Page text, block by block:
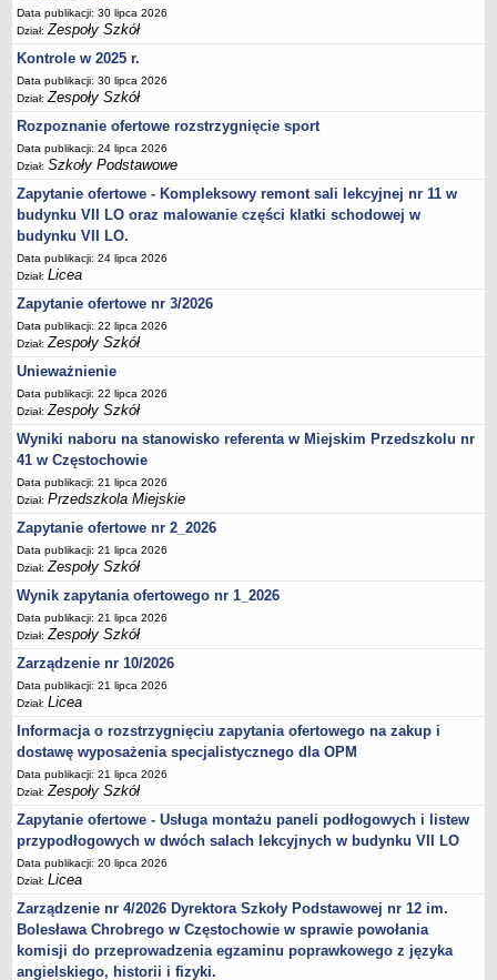
OCHRONA DANYCH OSOBOWYCH
Data publikacji: 30 lipca 2026
Dział:Zespoły Szkół
Kontrole w 2025 r.
Data publikacji: 30 lipca 2026
Dział:Zespoły Szkół
Rozpoznanie ofertowe rozstrzygnięcie sport
Data publikacji: 24 lipca 2026
Dział:Szkoły Podstawowe
Zapytanie ofertowe - Kompleksowy remont sali lekcyjnej nr 11 w
budynku VII LO oraz malowanie części klatki schodowej w
budynku VII LO.
Data publikacji: 24 lipca 2026
Dział:Licea
Zapytanie ofertowe nr 3/2026
Data publikacji: 22 lipca 2026
Dział:Zespoły Szkół
Unieważnienie
Data publikacji: 22 lipca 2026
Dział:Zespoły Szkół
Wyniki naboru na stanowisko referenta w Miejskim Przedszkolu nr
41 w Częstochowie
Data publikacji: 21 lipca 2026
Dział:Przedszkola Miejskie
Zapytanie ofertowe nr 2_2026
Data publikacji: 21 lipca 2026
Dział:Zespoły Szkół
Wynik zapytania ofertowego nr 1_2026
Data publikacji: 21 lipca 2026
Dział:Zespoły Szkół
Zarządzenie nr 10/2026
Data publikacji: 21 lipca 2026
Dział:Licea
Informacja o rozstrzygnięciu zapytania ofertowego na zakup i
dostawę wyposażenia specjalistycznego dla OPM
Data publikacji: 21 lipca 2026
Dział:Zespoły Szkół
Zapytanie ofertowe - Usługa montażu paneli podłogowych i listew
przypodłogowych w dwóch salach lekcyjnych w budynku VII LO
Data publikacji: 20 lipca 2026
Dział:Licea
Zarządzenie nr 4/2026 Dyrektora Szkoły Podstawowej nr 12 im.
Bolesława Chrobrego w Częstochowie w sprawie powołania
komisji do przeprowadzenia egzaminu poprawkowego z języka
angielskiego, historii i fizyki.